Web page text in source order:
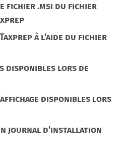
fichier .msi du fichier
à l'aide du fichier
disponibles lors de
disponibles lors
journal d'installation